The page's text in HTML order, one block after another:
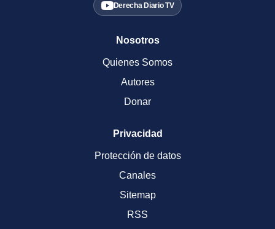
Derecha Diario TV
Nosotros
Quienes Somos
Autores
Donar
Privacidad
Protección de datos
Canales
Sitemap
RSS